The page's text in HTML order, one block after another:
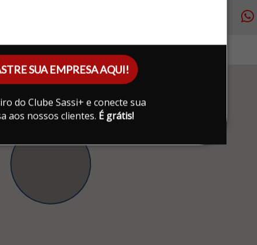
SUA EMPRESA AQUI!
do Clube Sassi+ e conecte sua
aos nossos clientes. É grátis!